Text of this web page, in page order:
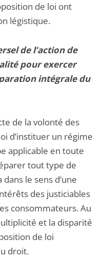
de loi ont
légistique.
de l’action de
pour exercer
intégrale du
de la volonté des
d’instituer un régime
applicable en toute
tout type de
le sens d’une
des justiciables
consommateurs. Au
et la disparité
de loi
droit.